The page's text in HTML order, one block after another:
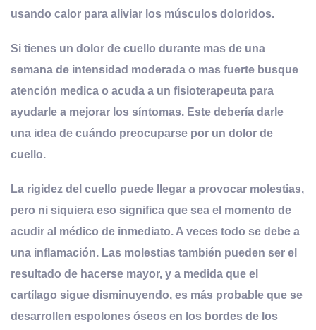
usando calor para aliviar los músculos doloridos.
Si tienes un dolor de cuello durante mas de una
semana de intensidad moderada o mas fuerte busque
atención medica o acuda a un fisioterapeuta para
ayudarle a mejorar los síntomas. Este debería darle
una idea de cuándo preocuparse por un dolor de
cuello.
La rigidez del cuello puede llegar a provocar molestias,
pero ni siquiera eso significa que sea el momento de
acudir al médico de inmediato. A veces todo se debe a
una inflamación. Las molestias también pueden ser el
resultado de hacerse mayor, y a medida que el
cartílago sigue disminuyendo, es más probable que se
desarrollen espolones óseos en los bordes de los